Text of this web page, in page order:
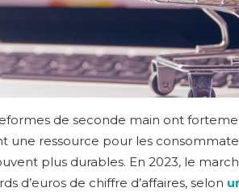
de seconde main ont
une ressource pour les
plus durables. En 2023, le
d’euros de chiffre d’affaires, selon